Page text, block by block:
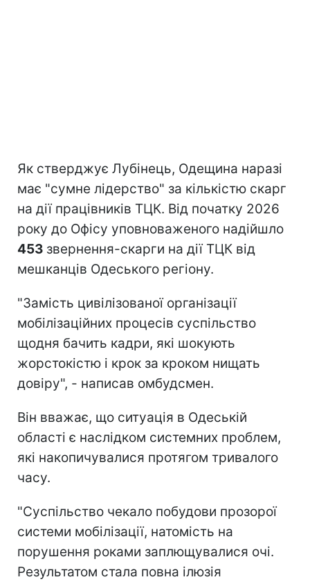
Як стверджує Лубінець, Одещина наразі
має "сумне лідерство" за кількістю скарг
на дії працівників ТЦК. Від початку 2026
року до Офісу уповноваженого надійшло
453 звернення-скарги на дії ТЦК від
мешканців Одеського регіону.
"Замість цивілізованої організації
мобілізаційних процесів суспільство
щодня бачить кадри, які шокують
жорстокістю і крок за кроком нищать
довіру", - написав омбудсмен.
Він вважає, що ситуація в Одеській
області є наслідком системних проблем,
які накопичувалися протягом тривалого
часу.
"Суспільство чекало побудови прозорої
системи мобілізації, натомість на
порушення роками заплющувалися очі.
Результатом стала повна ілюзія